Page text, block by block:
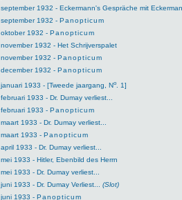
september 1932 - Eckermann's Gespräche mit
september 1932 - Panopticum
oktober 1932 - Panopticum
november 1932 - Het Schrijverspalet
november 1932 - Panopticum
december 1932 - Panopticum
januari 1933 - [Tweede jaargang, No . 1]
februari 1933 - Dr. Dumay verliest...
februari 1933 - Panopticum
maart 1933 - Dr. Dumay verliest...
maart 1933 - Panopticum
april 1933 - Dr. Dumay verliest...
mei 1933 - Hitler, Ebenbild des Herrn
mei 1933 - Dr. Dumay verliest...
juni 1933 - Dr. Dumay Verliest... (Slot)
juni 1933 - Panopticum